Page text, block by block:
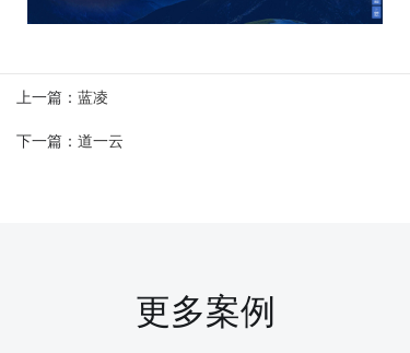
上一篇： 蓝凌
下一篇： 道一云
更多案例